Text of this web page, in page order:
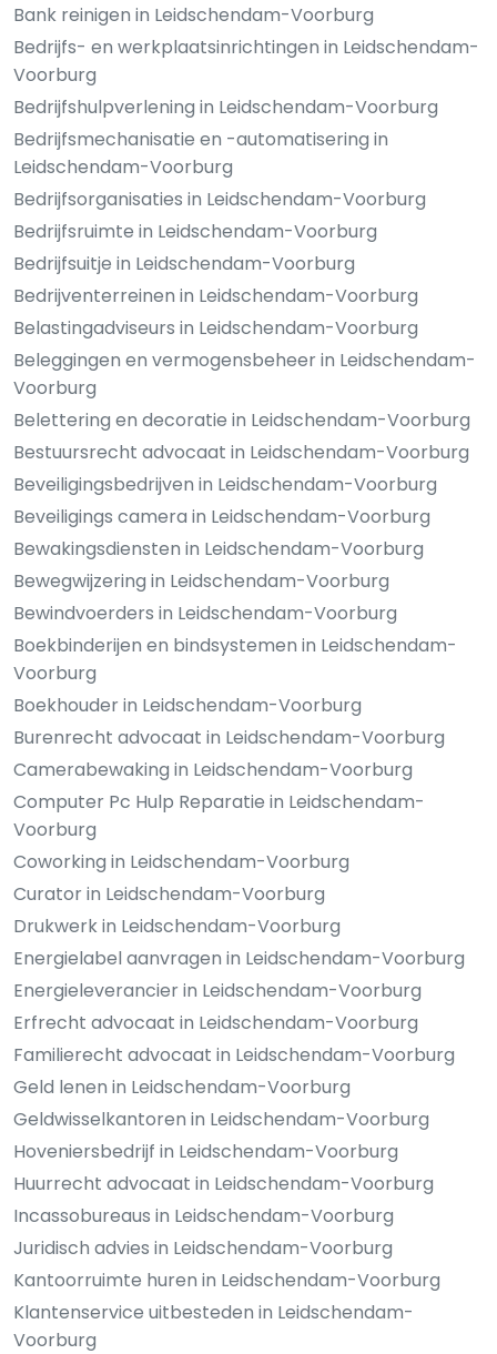
Bank reinigen in Leidschendam-Voorburg
Bedrijfs- en werkplaatsinrichtingen in Leidschendam-
Voorburg
Bedrijfshulpverlening in Leidschendam-Voorburg
Bedrijfsmechanisatie en -automatisering in
Leidschendam-Voorburg
Bedrijfsorganisaties in Leidschendam-Voorburg
Bedrijfsruimte in Leidschendam-Voorburg
Bedrijfsuitje in Leidschendam-Voorburg
Bedrijventerreinen in Leidschendam-Voorburg
Belastingadviseurs in Leidschendam-Voorburg
Beleggingen en vermogensbeheer in Leidschendam-
Voorburg
Belettering en decoratie in Leidschendam-Voorburg
Bestuursrecht advocaat in Leidschendam-Voorburg
Beveiligingsbedrijven in Leidschendam-Voorburg
Beveiligings camera in Leidschendam-Voorburg
Bewakingsdiensten in Leidschendam-Voorburg
Bewegwijzering in Leidschendam-Voorburg
Bewindvoerders in Leidschendam-Voorburg
Boekbinderijen en bindsystemen in Leidschendam-
Voorburg
Boekhouder in Leidschendam-Voorburg
Burenrecht advocaat in Leidschendam-Voorburg
Camerabewaking in Leidschendam-Voorburg
Computer Pc Hulp Reparatie in Leidschendam-
Voorburg
Coworking in Leidschendam-Voorburg
Curator in Leidschendam-Voorburg
Drukwerk in Leidschendam-Voorburg
Energielabel aanvragen in Leidschendam-Voorburg
Energieleverancier in Leidschendam-Voorburg
Erfrecht advocaat in Leidschendam-Voorburg
Familierecht advocaat in Leidschendam-Voorburg
Geld lenen in Leidschendam-Voorburg
Geldwisselkantoren in Leidschendam-Voorburg
Hoveniersbedrijf in Leidschendam-Voorburg
Huurrecht advocaat in Leidschendam-Voorburg
Incassobureaus in Leidschendam-Voorburg
Juridisch advies in Leidschendam-Voorburg
Kantoorruimte huren in Leidschendam-Voorburg
Klantenservice uitbesteden in Leidschendam-
Voorburg